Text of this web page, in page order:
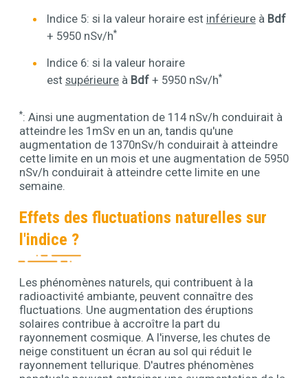
Indice 5: si la valeur horaire est inférieureà Bdf
+ 5950 nSv/h*
Indice 6: si la valeur horaire
est supérieureà Bdf+ 5950 nSv/h*
*: Ainsi une augmentation de 114 nSv/h conduirait à
atteindre les 1mSv en un an, tandis qu'une
augmentation de 1370nSv/h conduirait à atteindre
cette limite en un mois et une augmentation de 5950
nSv/h conduirait à atteindre cette limite en une
semaine.
Effets des fluctuations naturelles sur
l'indice ?
Contenu
Les phénomènes naturels, qui contribuent à la
radioactivité ambiante, peuvent connaître des
fluctuations. Une augmentation des éruptions
solaires contribue à accroître la part du
rayonnement cosmique. A l'inverse, les chutes de
neige constituent un écran au sol qui réduit le
rayonnement tellurique. D'autres phénomènes